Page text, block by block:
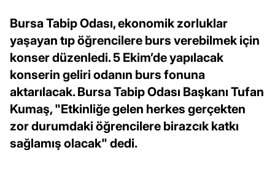
Bursa Tabip Odası, ekonomik zorluklar
yaşayan tıp öğrencilere burs verebilmek için
konser düzenledi. 5 Ekim’de yapılacak
konserin geliri odanın burs fonuna
aktarılacak. Bursa Tabip Odası Başkanı Tufan
Kumaş, "Etkinliğe gelen herkes gerçekten
zor durumdaki öğrencilere birazcık katkı
sağlamış olacak" dedi.